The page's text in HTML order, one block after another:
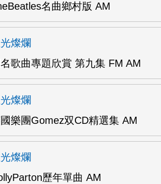
名曲鄉村版 AM
燦爛
歌曲專題欣賞 第九集 FM AM
燦爛
樂團Gomez双CD精選集 AM
燦爛
歷年單曲 AM